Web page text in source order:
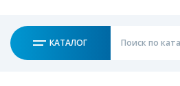
КАТАЛОГ